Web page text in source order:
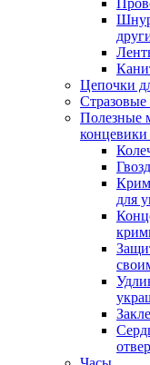
Цепочки
Стразовые
Полезные
концевики
для